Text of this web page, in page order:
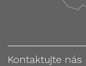
Kontaktujte nás